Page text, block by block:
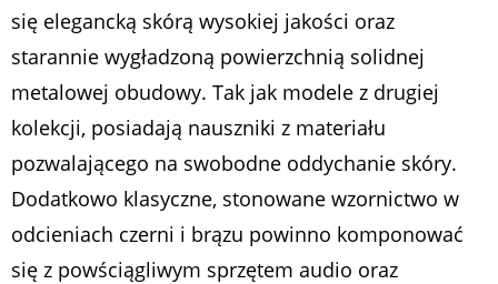
się elegancką skórą wysokiej jakości oraz
starannie wygładzoną powierzchnią solidnej
metalowej obudowy. Tak jak modele z drugiej
kolekcji, posiadają nauszniki z materiału
pozwalającego na swobodne oddychanie skóry.
Dodatkowo klasyczne, stonowane wzornictwo w
odcieniach czerni i brązu powinno komponować
się z powściągliwym sprzętem audio oraz